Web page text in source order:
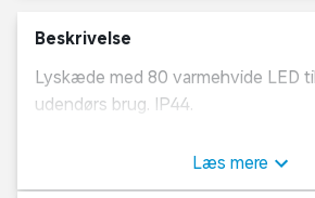
Beskrivelse
Lyskæde med 80 varmehvide LED
udendørs brug. IP44.
Inklusiv transformer. 10,53 meter,
fra pærer til stik. Afstand mellem
Læs mere